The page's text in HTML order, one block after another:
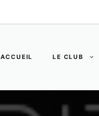
ACCUEIL LE CLUB